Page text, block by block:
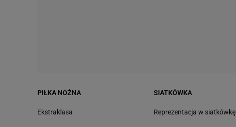
PIŁKA NOŻNA
Ekstraklasa
SIATKÓWKA
Reprezentacja w siatkówkę